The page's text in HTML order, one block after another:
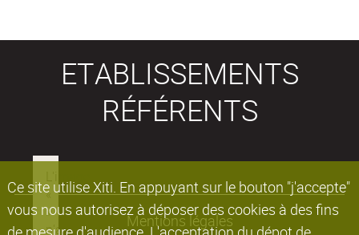
Ce site utilise Xiti. En appuyant sur le bouton "j'accepte"
vous nous autorisez à déposer des cookies à des fins
ETABLISSEMENTS
RÉFÉRENTS
Mentions légales